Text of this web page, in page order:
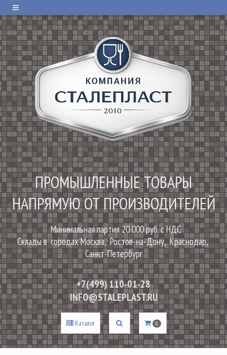
ПРОМЫШЛЕННЫЕ ТОВАРЫ
НАПРЯМУЮ ОТ ПРОИЗВОДИТЕЛЕЙ
Минимальная партия 20 000 руб. с НДС
Склады в городах Москва, Ростов-на-Дону, Краснодар,
Санкт-Петербург
+7(499) 110-01-28
INFO@STALEPLAST.RU
Каталог 0